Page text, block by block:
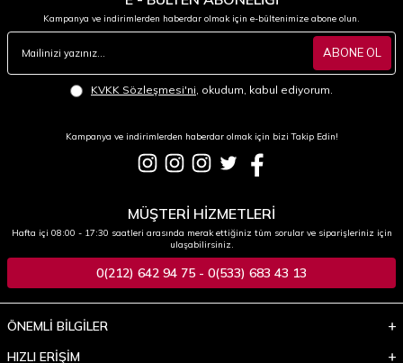
Kampanya ve indirimlerden haberdar olmak için e-bültenimize abone olun.
ABONE OL
KVKK Sözleşmesi'ni , okudum, kabul ediyorum.
Kampanya ve indirimlerden haberdar olmak için bizi Takip Edin!
MÜŞTERİ HİZMETLERİ
Hafta içi 08:00 - 17:30 saatleri arasında merak ettiğiniz tüm sorular ve siparişleriniz için
ulaşabilirsiniz.
0(212) 642 94 75 - 0(533) 683 43 13
ÖNEMLİ BİLGİLER
HIZLI ERİŞİM